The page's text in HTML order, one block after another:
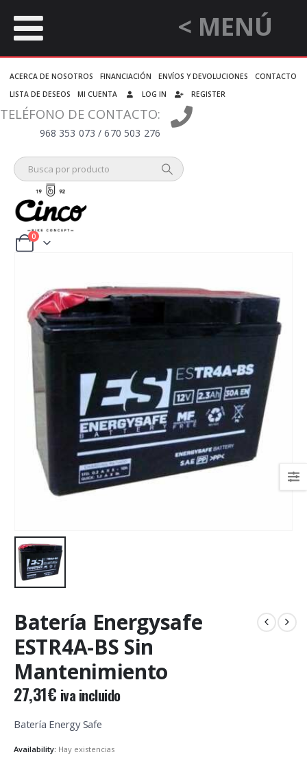
< MENÚ
ACERCA DE NOSOTROS FINANCIACIÓN ENVÍOS Y DEVOLUCIONES
CONTACTO
LISTA DE DESEOS
MI CUENTA LOG IN REGISTER
TELÉFONO DE CONTACTO:
968 353 073 / 670 503 276
0
Batería Energysafe
ESTR4A-BS Sin
Mantenimiento
27,31€ iva incluido
Batería Energy Safe
Availability: Hay existencias